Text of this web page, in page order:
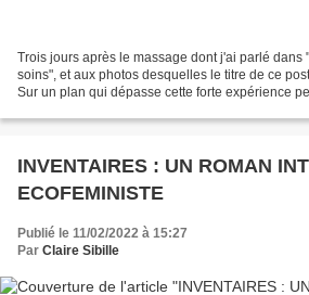
Trois jours après le massage dont j'ai parlé dans
soins", et aux photos desquelles le titre de ce
Sur un plan qui dépasse cette forte expérience
INVENTAIRES : UN ROMAN
ECOFEMINISTE
Publié le 11/02/2022 à 15:27
Par Claire Sibille